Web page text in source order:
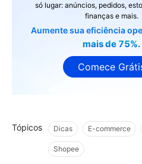
só lugar: anúncios, pedidos,
finanças e mais.
Aumente sua eficiência
mais de 75%.
Comece
Tópicos Dicas E-commerce
Shopee